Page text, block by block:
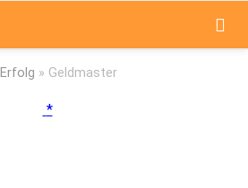
Erfolg » Geldmaster